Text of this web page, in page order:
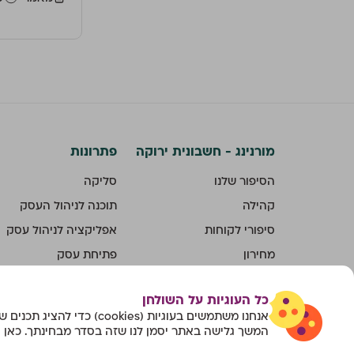
מורנינג - חשבונית ירוקה
הסיפור שלנו
קהילה
סיפורי לקוחות
מחירון
קריירה
חבר מביא חבר
פתרונות
סליקה
תוכנה לניהול העסק
אפליקציה לניהול עסק
פתיחת עסק
כל העוגיות על השולחן
אנחנו משתמשים בעוגיות (cookies) כדי להציג תכנים שמותאמים עבורך.
המשך גלישה באתר יסמן לנו שזה בסדר מבחינתך.